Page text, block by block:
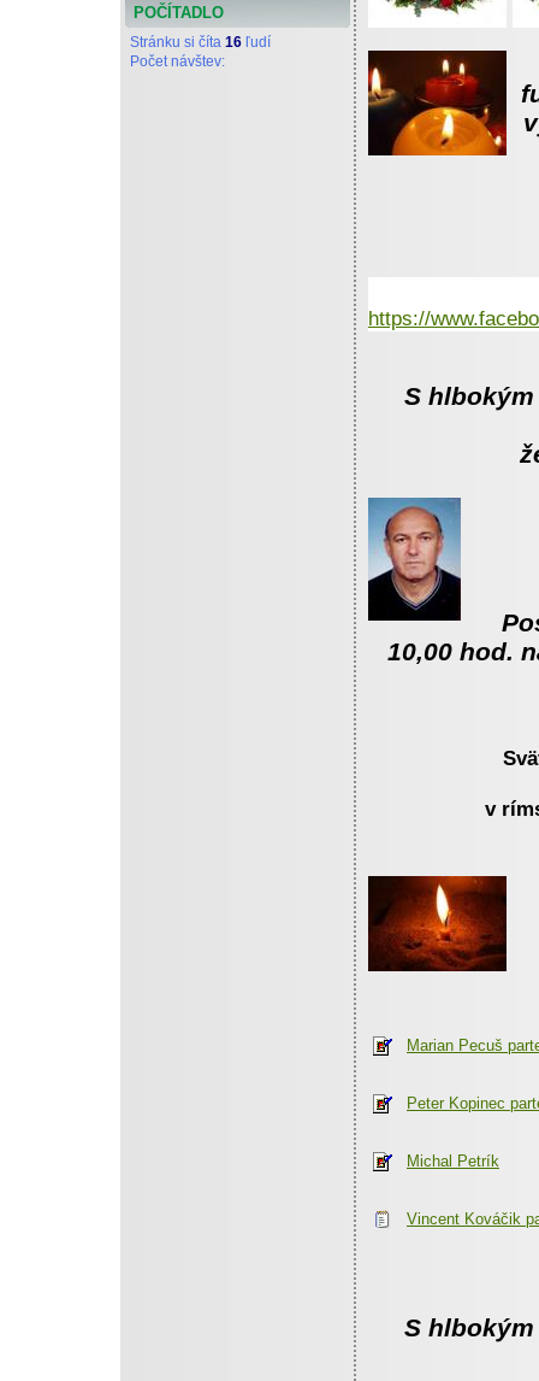
POČÍTADLO
Stránku si číta 16 ľudí
Počet návštev:
https://
S
že dňa
10,00 hod.
Svätá
v
Marian Pecuš
Peter Kopinec
Michal Petrík
Vincent Kováčik
S